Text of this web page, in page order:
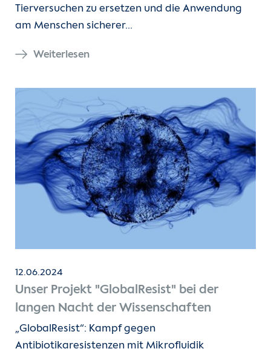
Tierversuchen zu ersetzen und die Anwendung
am Menschen sicherer…
Weiterlesen
12.06.2024
Unser Projekt "GlobalResist" bei der
langen Nacht der Wissenschaften
„GlobalResist“: Kampf gegen
Antibiotikaresistenzen mit Mikrofluidik